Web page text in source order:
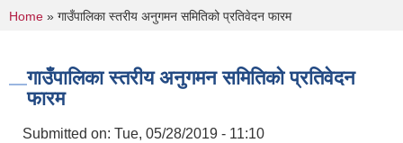
You are here
Home » गाउँपालिका स्तरीय अनुगमन समितिको प्रतिवेदन फारम
गाउँपालिका स्तरीय अनुगमन समितिको प्रतिवेदन
फारम
Submitted on: Tue, 05/28/2019 - 11:10